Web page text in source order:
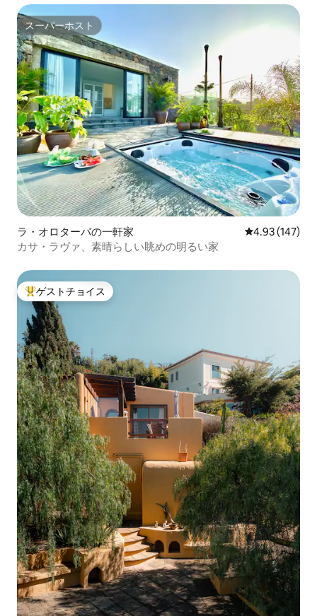
スーパーホスト
スーパーホスト
ラ・オロターバの一軒家 レビュー147
4.93 (147)
カサ・ラヴァ、素晴らしい眺めの明るい家
大好評のゲストチョイスです。
ゲストチョイス